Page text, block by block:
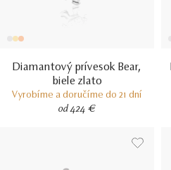
Diamantový prívesok Bear,
biele zlato
Vyrobíme a doručíme do 21 dní
od 424 €